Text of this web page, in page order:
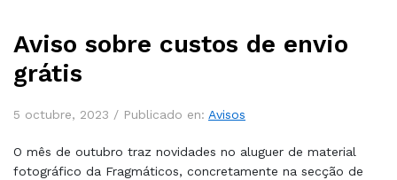
Aviso sobre custos de envio
grátis
5 octubre, 2023 / Publicado en: Avisos
O mês de outubro traz novidades no aluguer de material
fotográfico da Fragmáticos, concretamente na secção de